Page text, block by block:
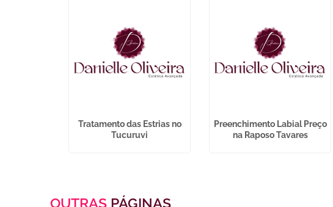
Tratamento das Estrias no
Tucuruvi
Preenchimento Labial Preço
na Raposo Tavares
OUTRAS PÁGINAS